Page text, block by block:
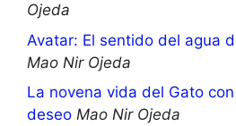
Ojeda
Avatar: El sentido del agua
Mao Nir Ojeda
La novena vida del Gato
deseo Mao Nir Ojeda